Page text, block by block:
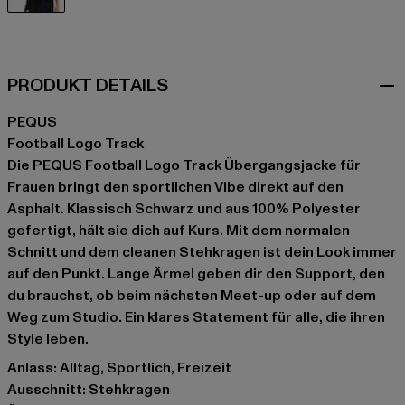
PRODUKT DETAILS
PEQUS
Football Logo Track
Die PEQUS Football Logo Track Übergangsjacke für
Frauen bringt den sportlichen Vibe direkt auf den
Asphalt. Klassisch Schwarz und aus 100% Polyester
gefertigt, hält sie dich auf Kurs. Mit dem normalen
Schnitt und dem cleanen Stehkragen ist dein Look immer
auf den Punkt. Lange Ärmel geben dir den Support, den
du brauchst, ob beim nächsten Meet-up oder auf dem
Weg zum Studio. Ein klares Statement für alle, die ihren
Style leben.
Anlass: Alltag, Sportlich, Freizeit
Ausschnitt: Stehkragen